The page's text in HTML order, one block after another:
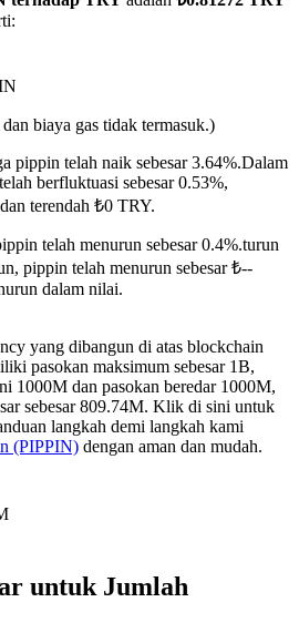
USDC sebagai jaminannya
pedagang top
biaya gas tidak termasuk.)
pippin telah naik sebesar 3.64%.Dalam
berfluktuasi sebesar 0.53%,
terendah ₺0 TRY.
telah menurun sebesar 0.4%.turun
pippin telah menurun sebesar ₺--
dalam nilai.
yang dibangun di atas blockchain
pasokan maksimum sebesar 1B,
1000M dan pasokan beredar 1000M,
sebesar 809.74M. Klik di sini untuk
langkah demi langkah kami
(PIPPIN) dengan aman dan mudah.
untuk Jumlah